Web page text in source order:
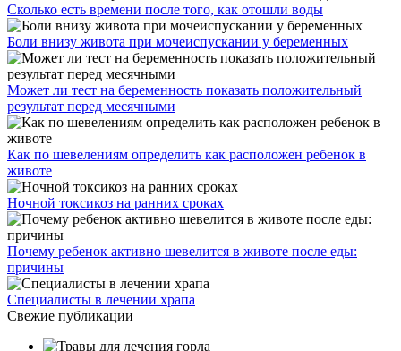
Сколько есть времени после того, как отошли воды
Боли внизу живота при мочеиспускании у беременных
Может ли тест на беременность показать положительный
результат перед месячными
Как по шевелениям определить как расположен ребенок в
животе
Ночной токсикоз на ранних сроках
Почему ребенок активно шевелится в животе после еды:
причины
Специалисты в лечении храпа
Свежие публикации